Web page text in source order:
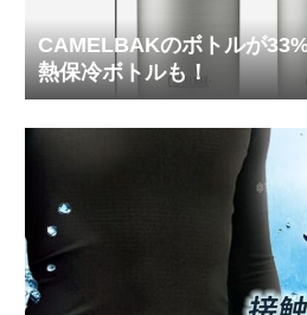
CAMELBAKのボトルが
熱保冷ボトルも！